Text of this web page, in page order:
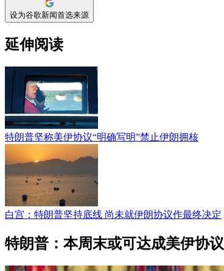
设为谷歌新闻首选来源
延伸阅读
特朗普坚称美伊协议“明确写明”禁止伊朗拥核
白宫：特朗普坚持底线 尚未就伊朗协议作最终决定
特朗普：本周末或可达成美伊协议